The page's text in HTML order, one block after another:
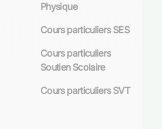
Physique
Cours particuliers SES
Cours particuliers
Soutien Scolaire
Cours particuliers SVT